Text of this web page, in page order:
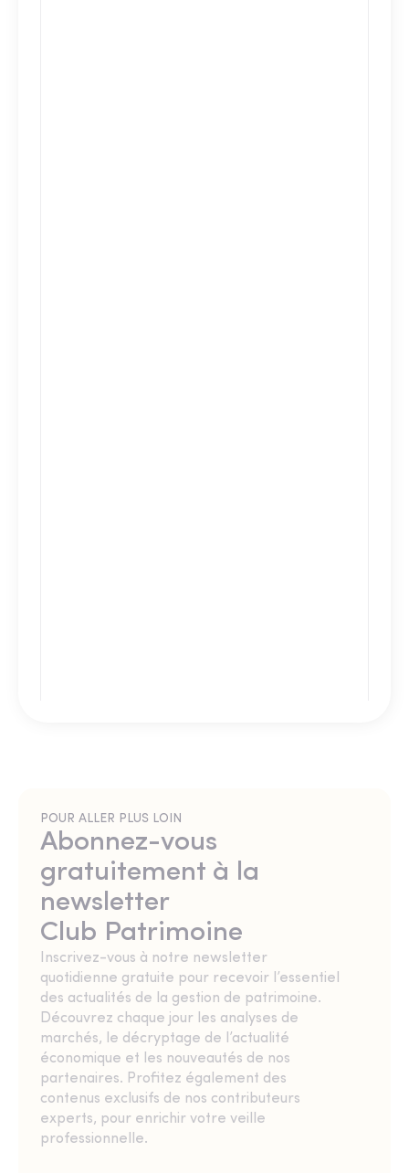
POUR ALLER PLUS LOIN
Abonnez-vous
gratuitement à la
newsletter
Club Patrimoine
Inscrivez-vous à notre newsletter
quotidienne gratuite pour recevoir l’essentiel
des actualités de la gestion de patrimoine.
Découvrez chaque jour les analyses de
marchés, le décryptage de l’actualité
économique et les nouveautés de nos
partenaires. Profitez également des
contenus exclusifs de nos contributeurs
experts, pour enrichir votre veille
professionnelle.